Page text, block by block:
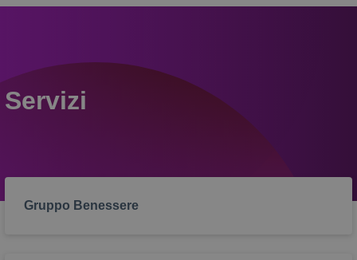
Servizi
Gruppo Benessere